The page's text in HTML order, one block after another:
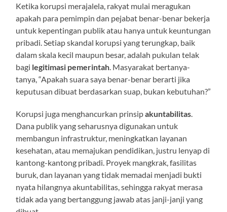
Ketika korupsi merajalela, rakyat mulai meragukan
apakah para pemimpin dan pejabat benar-benar bekerja
untuk kepentingan publik atau hanya untuk keuntungan
pribadi. Setiap skandal korupsi yang terungkap, baik
dalam skala kecil maupun besar, adalah pukulan telak
bagi legitimasi pemerintah . Masyarakat bertanya-
tanya, “Apakah suara saya benar-benar berarti jika
keputusan dibuat berdasarkan suap, bukan kebutuhan?”
Korupsi juga menghancurkan prinsipakuntabilitas
Dana publik yang seharusnya digunakan untuk
membangun infrastruktur, meningkatkan layanan
kesehatan, atau memajukan pendidikan, justru lenyap di
kantong-kantong pribadi. Proyek mangkrak, fasilitas
buruk, dan layanan yang tidak memadai menjadi bukti
nyata hilangnya akuntabilitas, sehingga rakyat merasa
tidak ada yang bertanggung jawab atas janji-janji yang